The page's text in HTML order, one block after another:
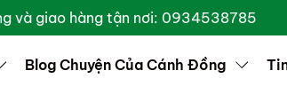
và giao hàng tận nơi: 0934538785
Blog Chuyện Của Cánh Đồng